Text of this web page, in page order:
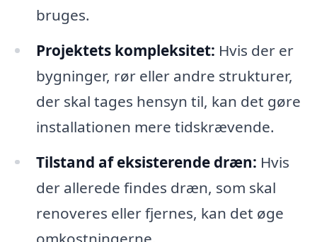
bruges.
Projektets kompleksitet: Hvis der er
bygninger, rør eller andre strukturer,
der skal tages hensyn til, kan det gøre
installationen mere tidskrævende.
Tilstand af eksisterende dræn: Hvis
der allerede findes dræn, som skal
renoveres eller fjernes, kan det øge